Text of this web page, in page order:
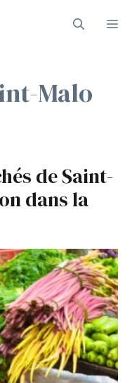
Malo
de Saint-
dans la